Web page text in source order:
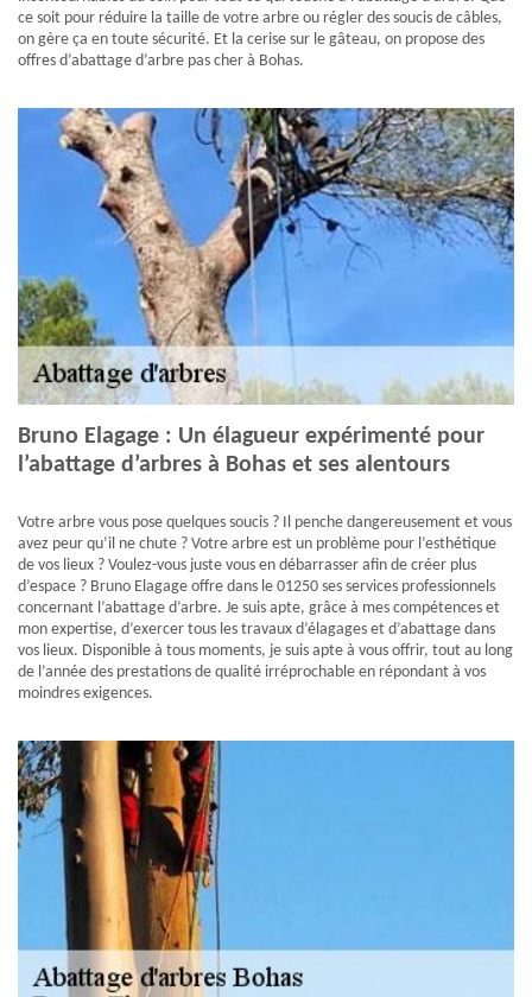
ce soit pour réduire la taille de votre arbre ou régler des soucis de câbles,
on gère ça en toute sécurité. Et la cerise sur le gâteau, on propose des
offres d’abattage d’arbre pas cher à Bohas.
Bruno Elagage : Un élagueur expérimenté pour
l’abattage d’arbres à Bohas et ses alentours
Votre arbre vous pose quelques soucis ? Il penche dangereusement et vous
avez peur qu’il ne chute ? Votre arbre est un problème pour l’esthétique
de vos lieux ? Voulez-vous juste vous en débarrasser afin de créer plus
d’espace ? Bruno Elagage offre dans le 01250 ses services professionnels
concernant l’abattage d’arbre. Je suis apte, grâce à mes compétences et
mon expertise, d’exercer tous les travaux d’élagages et d’abattage dans
vos lieux. Disponible à tous moments, je suis apte à vous offrir, tout au long
de l’année des prestations de qualité irréprochable en répondant à vos
moindres exigences.